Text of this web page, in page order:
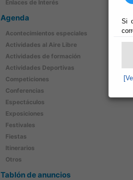
Si
Enlaces de Interés
Agenda
Acontecimientos especiales
Actividades al Aire Libre
Actividades de formación
Actividades Deportivas
Competiciones
Conferencias
Espectáculos
Exposiciones
Festivales
Fiestas
Itinerarios
Otros
Tablón de anuncios